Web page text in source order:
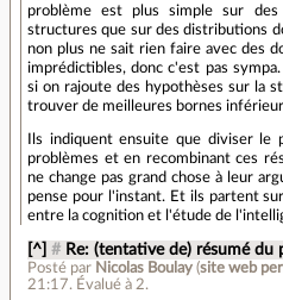
problème est plus simple sur des
structures que sur des distributions
non plus ne sait rien faire avec des
imprédictibles, donc c'est pas
si on rajoute des hypothèses sur la
trouver de meilleures bornes
Ils indiquent ensuite que diviser le
problèmes et en recombinant ces
ne change pas grand chose à leur
pense pour l'instant. Et ils partent
entre la cognition et l'étude de
[^] # Re: (tentative de) résumé du
Posté par Nicolas Boulay (site web
21:17. Évalué à 2.